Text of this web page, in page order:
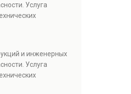
Услуга
и инженерных
Услуга